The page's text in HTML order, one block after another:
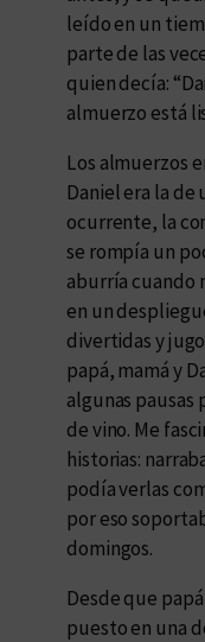
leído en un
parte de las
quien decía:
almuerzo está
Los almuerzos
Daniel era la de
ocurrente, la
se rompía un
aburría cuando
en un
divertidas y
papá, mamá y
algunas pausas
de vino. Me
historias:
podía verlas
por eso
domingos.
Desde que
puesto en una